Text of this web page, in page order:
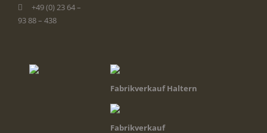
+49 (0) 23 64 –
93 88 – 438
Fabrikverkauf Haltern
Fabrikverkauf